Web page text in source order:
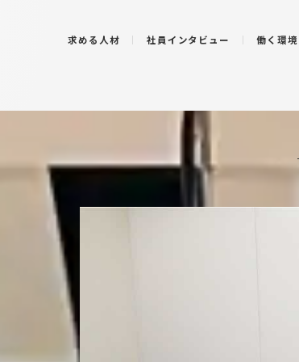
求める人材 社員インタビュー 働く環境